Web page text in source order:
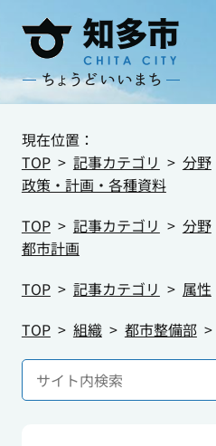
現在位置：
TOP
記事カテゴリ 分野
政策・計画・各種資料
TOP
記事カテゴリ 分野
都市計画
TOP
記事カテゴリ 属性
TOP
組織 都市整備部